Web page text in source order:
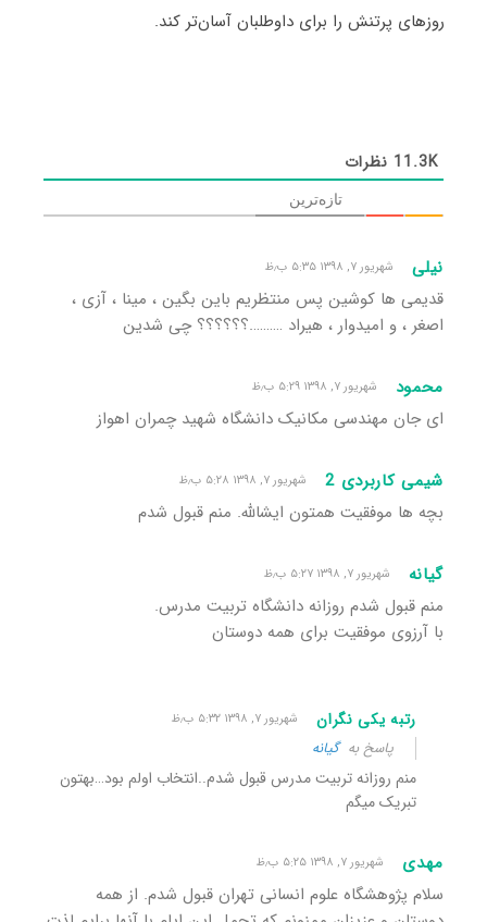
روزهای پرتنش را برای داوطلبان آسان‌تر کند.
11.3K نظرات
تازه‌ترین
نیلی شهریور ۷, ۱۳۹۸ ۵:۳۵ ب٫ظ
قدیمی ها کوشین‌ پس منتظریم باین بگین ، مینا ، آزی ،
اصغر ، و امیدوار ، هیراد ……….؟؟؟؟؟؟ چی شدین
محمود شهریور ۷, ۱۳۹۸ ۵:۲۹ ب٫ظ
ای جان مهندسی مکانیک دانشگاه شهید چمران اهواز
شیمی کاربردی 2 شهریور ۷, ۱۳۹۸ ۵:۲۸ ب٫ظ
بچه ها موفقیت همتون ایشالله. منم قبول شدم
گیانه شهریور ۷, ۱۳۹۸ ۵:۲۷ ب٫ظ
منم قبول شدم روزانه دانشگاه تربیت مدرس.
با آرزوی موفقیت برای همه دوستان
رتبه یکی نگران شهریور ۷, ۱۳۹۸ ۵:۳۲ ب٫ظ
پاسخ بهگیانه
منم روزانه تربیت مدرس قبول شدم..انتخاب اولم بود…بهتون
تبریک میگم
مهدی شهریور ۷, ۱۳۹۸ ۵:۲۵ ب٫ظ
سلام پژوهشگاه علوم انسانی تهران قبول شدم. از همه